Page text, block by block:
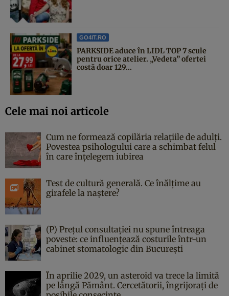
GO4IT.RO
PARKSIDE aduce în LIDL TOP 7 scule
pentru orice atelier. „Vedeta” ofertei
costă doar 129...
Cele mai noi articole
Cum ne formează copilăria relațiile de adulți.
Povestea psihologului care a schimbat felul
în care înțelegem iubirea
Test de cultură generală. Ce înălțime au
girafele la naștere?
(P) Prețul consultației nu spune întreaga
poveste: ce influențează costurile într-un
cabinet stomatologic din București
În aprilie 2029, un asteroid va trece la limită
pe lângă Pământ. Cercetătorii, îngrijorați de